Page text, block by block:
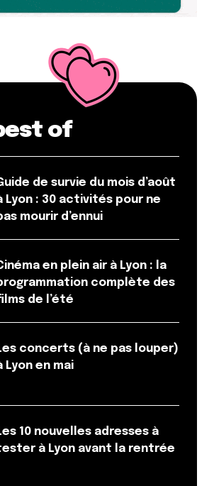
of
de survie du mois d’août
Lyon : 30 activités pour ne
mourir d’ennui
en plein air à Lyon : la
complète des
de l’été
concerts (à ne pas louper)
Lyon en mai
10 nouvelles adresses à
à Lyon avant la rentrée